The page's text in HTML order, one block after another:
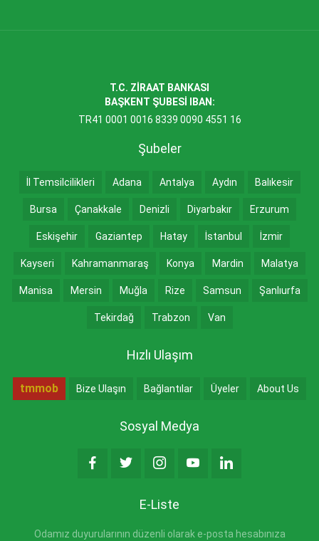
T.C. ZİRAAT BANKASI
BAŞKENT ŞUBESİ IBAN:
TR41 0001 0016 8339 0090 4551 16
Şubeler
İl Temsilcilikleri Adana Antalya Aydın Balıkesir
Bursa Çanakkale Denizli Diyarbakır Erzurum
Eskişehir Gaziantep Hatay İstanbul İzmir
Kayseri Kahramanmaraş Konya Mardin Malatya
Manisa Mersin Muğla Rize Samsun Şanlıurfa
Tekirdağ Trabzon Van
Hızlı Ulaşım
tmmob Bize Ulaşın Bağlantılar Üyeler About Us
Sosyal Medya
E-Liste
Odamız duyurularının düzenli olarak e-posta hesabınıza